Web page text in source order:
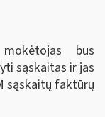
bus
sąskaitas ir jas
sąskaitų faktūrų